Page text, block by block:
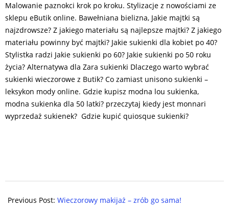
Malowanie paznokci krok po kroku. Stylizacje z nowościami ze
sklepu eButik online. Bawełniana bielizna, Jakie majtki są
najzdrowsze? Z jakiego materiału są najlepsze majtki? Z jakiego
materiału powinny być majtki? Jakie sukienki dla kobiet po 40?
Stylistka radzi Jakie sukienki po 60? Jakie sukienki po 50 roku
życia? Alternatywa dla Zara sukienki Dlaczego warto wybrać
sukienki wieczorowe z Butik? Co zamiast unisono sukienki –
leksykon mody online. Gdzie kupisz modna lou sukienka,
modna sukienka dla 50 latki? przeczytaj kiedy jest monnari
wyprzedaż sukienek? Gdzie kupić quiosque sukienki?
11-
Previous Post: Wieczorowy makijaż – zrób go sama!